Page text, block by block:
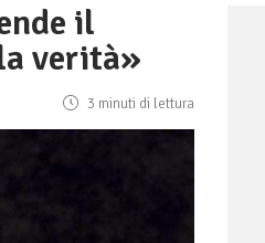
il
verità»
3 minuti di lettura